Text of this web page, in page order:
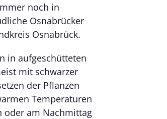
noch in
Osnabrücker
Osnabrück.
in aufgeschütteten
mit schwarzer
der Pflanzen
Temperaturen
oder am Nachmittag